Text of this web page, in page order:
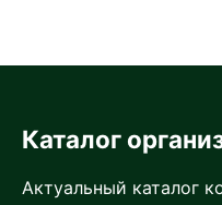
Каталог
Актуальный каталог